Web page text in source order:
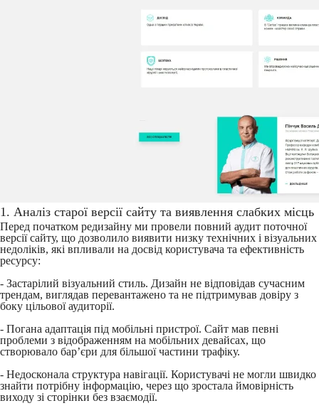
1. Аналіз старої версії сайту та виявлення слабких місць
Перед початком редизайну ми провели повний аудит поточної
версії сайту, що дозволило виявити низку технічних і візуальних
недоліків, які впливали на досвід користувача та ефективність
ресурсу:
- Застарілий візуальний стиль. Дизайн не відповідав сучасним
трендам, виглядав перевантажено та не підтримував довіру з
боку цільової аудиторії.
- Погана адаптація під мобільні пристрої. Сайт мав певні
проблеми з відображенням на мобільних девайсах, що
створювало бар’єри для більшої частини трафіку.
- Недосконала структура навігації. Користувачі не могли швидко
знайти потрібну інформацію, через що зростала ймовірність
виходу зі сторінки без взаємодії.